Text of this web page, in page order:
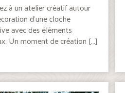
à un atelier créatif autour
d’une cloche
avec des éléments
Un moment de création […]